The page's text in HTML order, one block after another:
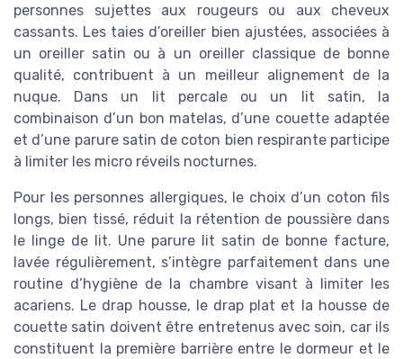
personnes sujettes aux rougeurs ou aux cheveux
cassants. Les taies d’oreiller bien ajustées, associées à
un oreiller satin ou à un oreiller classique de bonne
qualité, contribuent à un meilleur alignement de la
nuque. Dans un lit percale ou un lit satin, la
combinaison d’un bon matelas, d’une couette adaptée
et d’une parure satin de coton bien respirante participe
à limiter les micro réveils nocturnes.
Pour les personnes allergiques, le choix d’un coton fils
longs, bien tissé, réduit la rétention de poussière dans
le linge de lit. Une parure lit satin de bonne facture,
lavée régulièrement, s’intègre parfaitement dans une
routine d’hygiène de la chambre visant à limiter les
acariens. Le drap housse, le drap plat et la housse de
couette satin doivent être entretenus avec soin, car ils
constituent la première barrière entre le dormeur et le